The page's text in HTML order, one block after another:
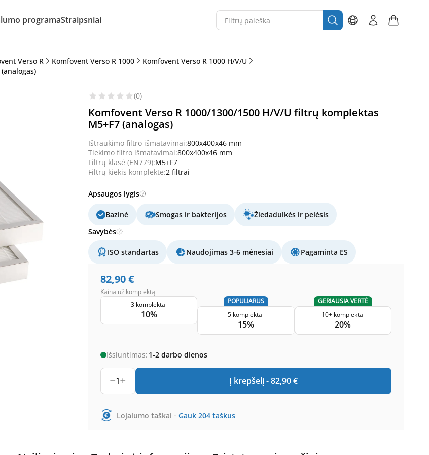
programaStraipsniai
Verso R Komfovent Verso R 1000
Komfovent Verso R 1000 H/V/U
(0)
Komfovent Verso R 1000/1300/1500 H/V/U filtrų komplektas
M5+F7 (analogas)
Ištraukimo filtro išmatavimai:800x400x46 mm
Tiekimo filtro išmatavimai:800x400x46 mm
Filtrų klasė (EN779):M5+F7
Filtrų kiekis komplekte:2 filtrai
Apsaugos lygis
Bazinė Smogas ir bakterijos
Žiedadulkės ir pelėsis
Savybės
ISO standartas Naudojimas 3-6 mėnesiai Pagaminta ES
82,90€
Kaina už komplektą
3 komplektai
10%
POPULIARUS
5 komplektai
15%
GERIAUSIA VERTĖ
10+ komplektai
20%
Išsiuntimas: 1-2 darbo dienos
1 Į krepšelį -82,90€
Lojalumo taškai - Gauk 204 taškus